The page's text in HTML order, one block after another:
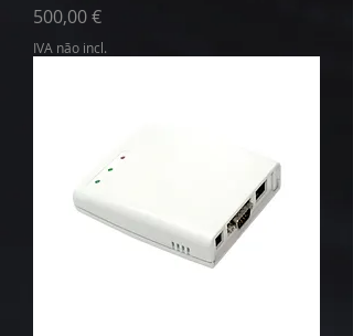
Preço
500,00 €
IVA não incl.